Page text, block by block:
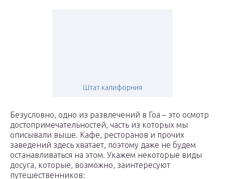
Штат калифорния
Безусловно, одно из развлечений в Гоа – это осмотр
достопримечательностей, часть из которых мы
описывали выше. Кафе, ресторанов и прочих
заведений здесь хватает, поэтому даже не будем
останавливаться на этом. Укажем некоторые виды
досуга, которые, возможно, заинтересуют
путешественников: